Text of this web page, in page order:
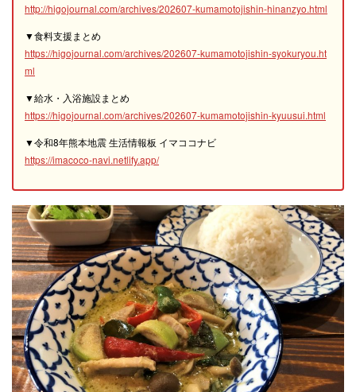
http://higojournal.com/archives/202607-kumamotojishin-hinanzyo.html
▼食料支援まとめ
https://higojournal.com/archives/202607-kumamotojishin-syokuryou.ht
ml
▼給水・入浴施設まとめ
https://higojournal.com/archives/202607-kumamotojishin-kyuusui.html
▼令和8年熊本地震 生活情報板 イマココナビ
https://imacoco-navi.netlify.app/